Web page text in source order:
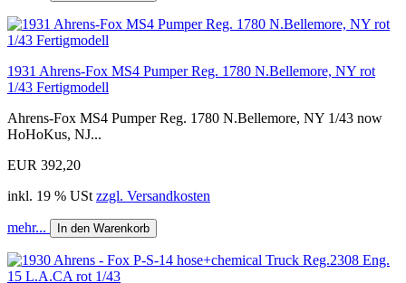
1931 Ahrens-Fox MS4 Pumper Reg. 1780 N.Bellemore, NY rot
1/43 Fertigmodell
Ahrens-Fox MS4 Pumper Reg. 1780 N.Bellemore, NY 1/43 now
HoHoKus, NJ...
EUR 392,20
inkl. 19 % USt zzgl. Versandkosten
mehr... In den Warenkorb